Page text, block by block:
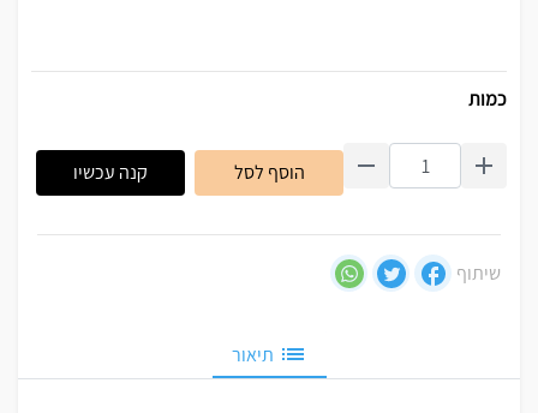
כמות
הוסף לסל קנה עכשיו
שיתוף
תיאור